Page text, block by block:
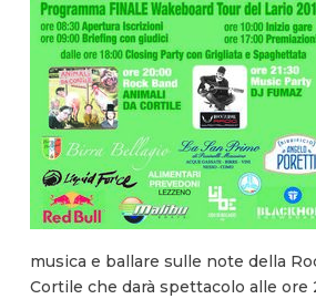
musica e ballare sulle note della
Cortile che darà spettacolo alle ore